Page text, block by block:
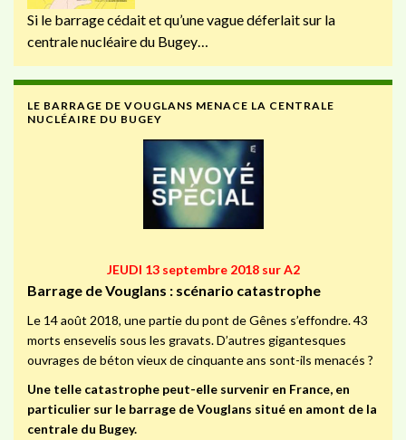
Si le barrage cédait et qu’une vague déferlait sur la
centrale nucléaire du Bugey…
LE BARRAGE DE VOUGLANS MENACE LA CENTRALE
NUCLÉAIRE DU BUGEY
JEUDI 13 septembre 2018 sur A2
Barrage de Vouglans : scénario catastrophe
Le 14 août 2018, une partie du pont de Gênes s’effondre. 43
morts ensevelis sous les gravats. D’autres gigantesques
ouvrages de béton vieux de cinquante ans sont-ils menacés ?
Une telle catastrophe peut-elle survenir en France, en
particulier sur le barrage de Vouglans situé en amont de la
centrale du Bugey.